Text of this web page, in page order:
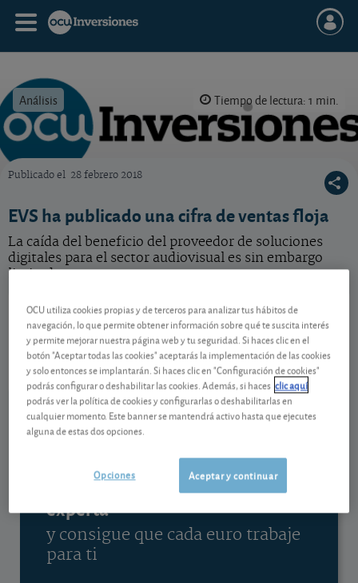
Análisis Tiempo de lectura: 1 min.
Publicado el 28 febrero 2018
EVS ha publicado una cifra de ventas floja
La caída del beneficio del proveedor de soluciones
digitales para el sector audiovisual es sin embargo
limitada.
EVS
BE0003820371
10/08/2026 Bruselas
27,95 EUR
-0,4 EUR (-1,41 %)
Ver detalladamente
Contenido reservado a SOCIOS
Gestiona tu dinero con visión
experta
y consigue que cada euro trabaje
para ti
OCU utiliza cookies propias y de terceros para analizar tus hábitos de
navegación, lo que permite obtener información sobre qué te suscita interés
y permite mejorar nuestra página web y tu seguridad. Si haces clic en el
botón "Aceptar todas las cookies" aceptarás la implementación de las cookies
y solo entonces se implantarán. Si haces clic en "Configuración de cookies"
podrás configurar o deshabilitar las cookies. Además, si haces clic aquí
podrás ver la política de cookies y configurarlas o deshabilitarlas en
cualquier momento. Este banner se mantendrá activo hasta que ejecutes
alguna de estas dos opciones.
Aceptar y continuar
Opciones